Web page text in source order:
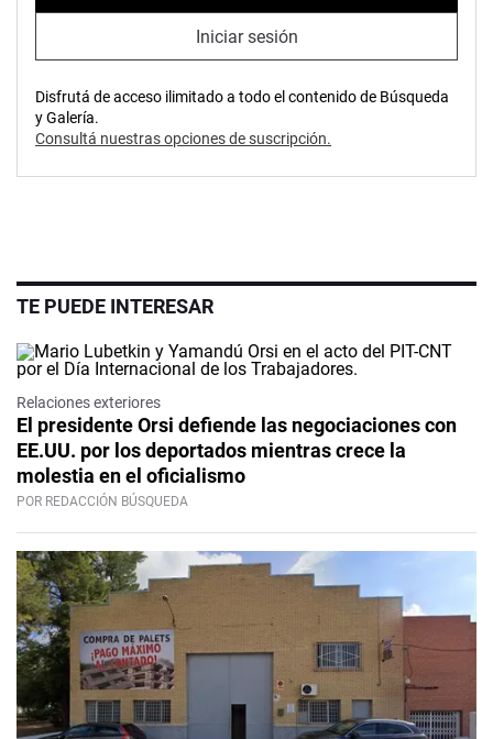
Iniciar sesión
Disfrutá de acceso ilimitado a todo el contenido de Búsqueda
y Galería.
Consultá nuestras opciones de suscripción.
TE PUEDE INTERESAR
Relaciones exteriores
El presidente Orsi defiende las negociaciones con
EE.UU. por los deportados mientras crece la
molestia en el oficialismo
POR REDACCIÓN BÚSQUEDA